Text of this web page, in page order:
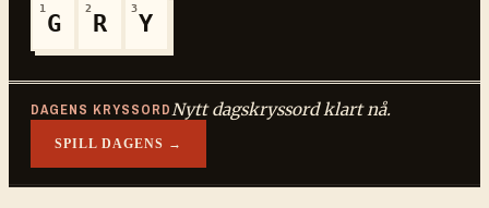
1
G
2
R
3
Y
DAGENS KRYSSORDNytt dagskryssord klart nå.
SPILL DAGENS →